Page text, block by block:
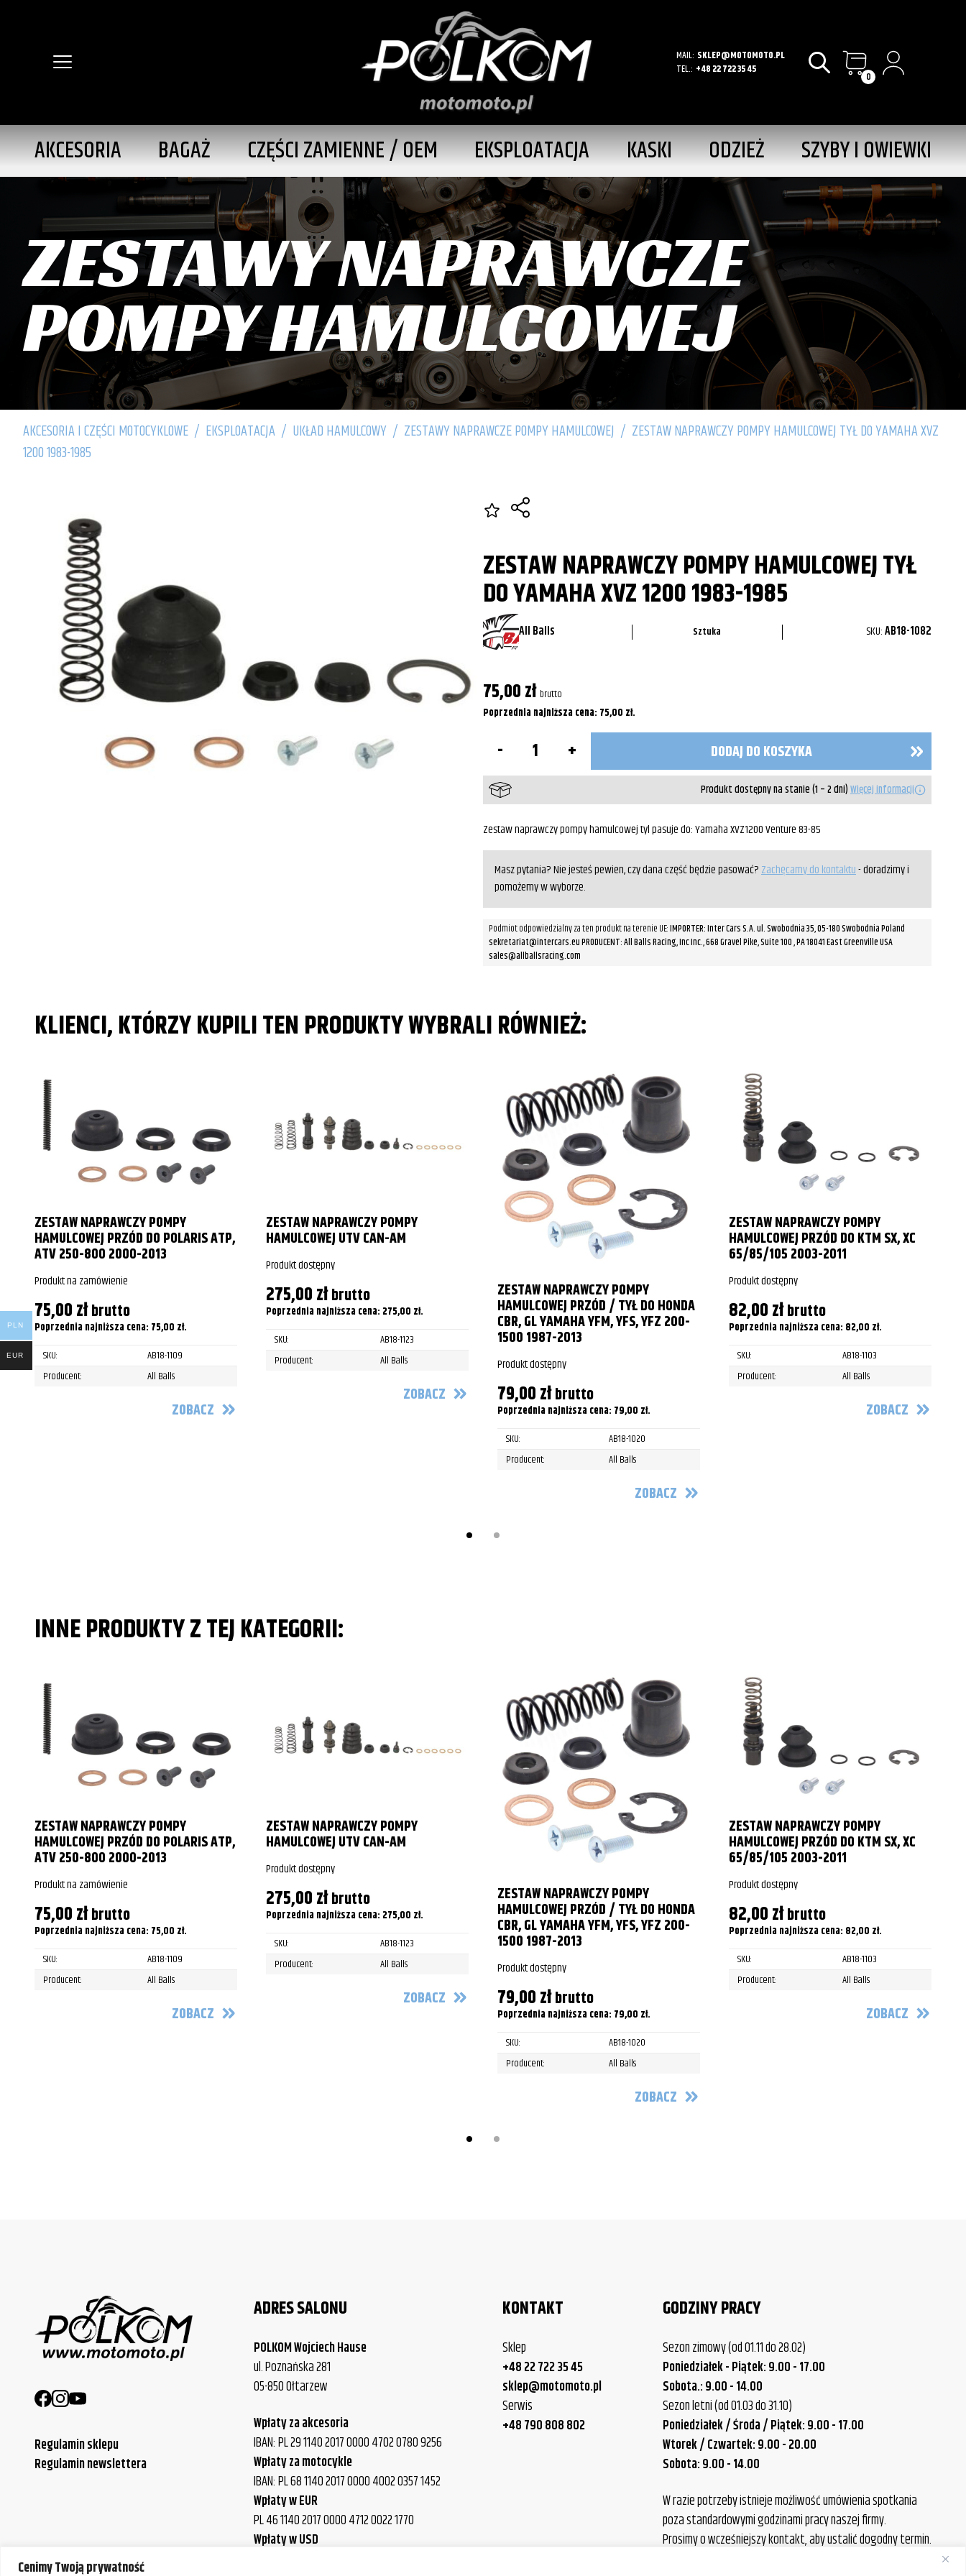
Cenimy Twoją prywatność
MAIL: SKLEP@MOTOMOTO.PL
TEL.: +48 22 722 35 45 0
AKCESORIA BAGAŻ CZĘŚCI ZAMIENNE / OEM EKSPLOATACJA KASKI ODZIEŻ SZYBY I OWIEWKI
ZESTAWY NAPRAWCZE
POMPY HAMULCOWEJ
AKCESORIA I CZĘŚCI MOTOCYKLOWE / EKSPLOATACJA / UKŁAD HAMULCOWY / ZESTAWY NAPRAWCZE POMPY HAMULCOWEJ / ZESTAW NAPRAWCZY POMPY HAMULCOWEJ TYŁ DO YAMAHA XVZ
1200 1983-1985
ZESTAW NAPRAWCZY POMPY HAMULCOWEJ TYŁ
DO YAMAHA XVZ 1200 1983-1985
All Balls Sztuka SKU:AB18-1082
75,00zł brutto
Poprzednia najniższa cena: 75,00 zł.
Zestaw
naprawczy
pompy
YAMAHA
XVZ
1200
1985
DODAJ DO KOSZYKA
Produkt dostępny na stanie (1 – 2 dni)Więcej informacji
Zestaw naprawczy pompy hamulcowej tyl pasuje do: Yamaha XVZ1200 Venture 83-85
Masz pytania? Nie jesteś pewien, czy dana część będzie pasować?Zachęcamy do kontaktu- doradzimy i
pomożemy w wyborze.
Podmiot odpowiedzialny za ten produkt na terenie UE:IMPORTER: Inter Cars S.A. ul. Swobodnia 35, 05-180 Swobodnia Poland
sekretariat@intercars.eu PRODUCENT: All Balls Racing, Inc Inc., 668 Gravel Pike, Suite 100 , PA 18041 East Greenville USA
sales@allballsracing.com
KLIENCI, KTÓRZY KUPILI TEN PRODUKTY WYBRALI RÓWNIEŻ:
ZESTAW NAPRAWCZY POMPY
HAMULCOWEJ PRZÓD DO POLARIS ATP,
ATV 250-800 2000-2013
Produkt na zamówienie
75,00złbrutto
Poprzednia najniższa cena: 75,00 zł.
SKU:
AB18-1109
Producent:
All Balls
ZOBACZ
ZESTAW NAPRAWCZY POMPY
HAMULCOWEJ UTV CAN-AM
Produkt dostępny
275,00złbrutto
Poprzednia najniższa cena: 275,00 zł.
SKU:
AB18-1123
Producent:
All Balls
ZOBACZ
ZESTAW NAPRAWCZY POMPY
HAMULCOWEJ PRZÓD / TYŁ DO HONDA
CBR, GL YAMAHA YFM, YFS, YFZ 200-
1500 1987-2013
Produkt dostępny
79,00złbrutto
Poprzednia najniższa cena: 79,00 zł.
SKU:
AB18-1020
Producent:
All Balls
ZOBACZ
ZESTAW NAPRAWCZY POMPY
HAMULCOWEJ PRZÓD DO KTM SX, XC
65/85/105 2003-2011
Produkt dostępny
82,00złbrutto
Poprzednia najniższa cena: 82,00 zł.
SKU:
AB18-1103
Producent:
All Balls
ZOBACZ
INNE PRODUKTY Z TEJ KATEGORII:
ZESTAW NAPRAWCZY POMPY
HAMULCOWEJ PRZÓD DO POLARIS ATP,
ATV 250-800 2000-2013
Produkt na zamówienie
75,00złbrutto
Poprzednia najniższa cena: 75,00 zł.
SKU:
AB18-1109
Producent:
All Balls
ZOBACZ
ZESTAW NAPRAWCZY POMPY
HAMULCOWEJ UTV CAN-AM
Produkt dostępny
275,00złbrutto
Poprzednia najniższa cena: 275,00 zł.
SKU:
AB18-1123
Producent:
All Balls
ZOBACZ
ZESTAW NAPRAWCZY POMPY
HAMULCOWEJ PRZÓD / TYŁ DO HONDA
CBR, GL YAMAHA YFM, YFS, YFZ 200-
1500 1987-2013
Produkt dostępny
79,00złbrutto
Poprzednia najniższa cena: 79,00 zł.
SKU:
AB18-1020
Producent:
All Balls
ZOBACZ
ZESTAW NAPRAWCZY POMPY
HAMULCOWEJ PRZÓD DO KTM SX, XC
65/85/105 2003-2011
Produkt dostępny
82,00złbrutto
Poprzednia najniższa cena: 82,00 zł.
SKU:
AB18-1103
Producent:
All Balls
ZOBACZ
Regulamin sklepu
Regulamin newslettera
ADRES SALONU
POLKOM Wojciech Hause
ul. Poznańska 281
05-850 Ołtarzew
Wpłaty za akcesoria
IBAN: PL 29 1140 2017 0000 4702 0780 9256
Wpłaty za motocykle
IBAN: PL 68 1140 2017 0000 4002 0357 1452
Wpłaty w EUR
PL 46 1140 2017 0000 4712 0022 1770
Wpłaty w USD
KONTAKT
Sklep
+48 22 722 35 45
sklep@motomoto.pl
Serwis
+48 790 808 802
GODZINY PRACY
Sezon zimowy (od 01.11 do 28.02)
Poniedziałek - Piątek: 9.00 - 17.00
Sobota.: 9.00 - 14.00
Sezon letni (od 01.03 do 31.10)
Poniedziałek / Środa / Piątek: 9.00 - 17.00
Wtorek / Czwartek: 9.00 - 20.00
Sobota: 9.00 - 14.00
W razie potrzeby istnieje możliwość umówienia spotkania
poza standardowymi godzinami pracy naszej firmy.
Prosimy o wcześniejszy kontakt, aby ustalić dogodny termin.
PLN
EUR